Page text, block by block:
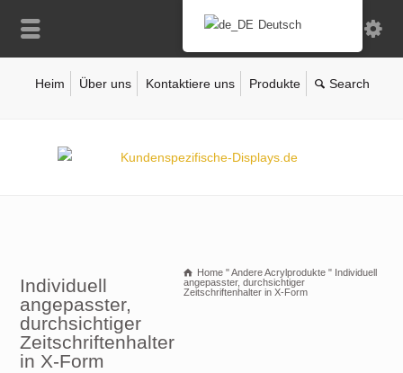
Heim Über uns Kontaktiere uns Produkte
Individuell
angepasster,
durchsichtiger
Zeitschriftenhalter
in X-Form
Home "Andere Acrylprodukte " Individuell
angepasster, durchsichtiger
Zeitschriftenhalter in X-Form
Deutsch